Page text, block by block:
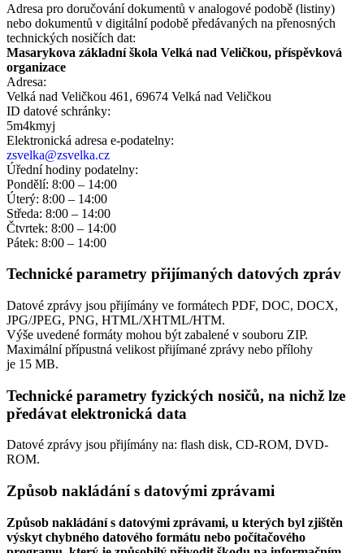
Adresa pro doručování dokumentů v analogové podobě (listiny)
nebo dokumentů v digitální podobě předávaných na přenosných
technických nosičích dat:
Masarykova základní škola Velká nad Veličkou, příspěvková
organizace
Adresa:
Velká nad Veličkou 461, 69674 Velká nad Veličkou
ID datové schránky:
5m4kmyj
Elektronická adresa e‑podatelny:
zsvelka@zsvelka.cz
Úřední hodiny podatelny:
Pondělí: 8:00 – 14:00
Úterý: 8:00 – 14:00
Středa: 8:00 – 14:00
Čtvrtek: 8:00 – 14:00
Pátek: 8:00 – 14:00
Technické parametry přijímaných datových zpráv
Datové zprávy jsou přijímány ve formátech PDF, DOC, DOCX,
JPG/JPEG, PNG, HTML/XHTML/HTM.
Výše uvedené formáty mohou být zabalené v souboru ZIP.
Maximální přípustná velikost přijímané zprávy nebo přílohy
je 15 MB.
Technické parametry fyzických nosičů, na nichž lze
předávat elektronická data
Datové zprávy jsou přijímány na: flash disk, CD-ROM, DVD-
ROM.
Způsob nakládání s datovými zprávami
Způsob nakládání s datovými zprávami, u kterých byl zjištěn
výskyt chybného datového formátu nebo počítačového